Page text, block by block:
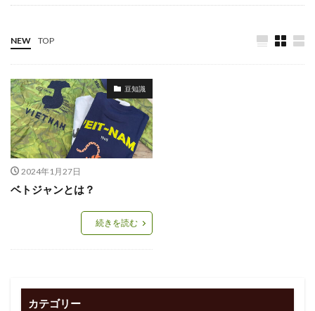
NEW TOP
豆知識
2024年1月27日
ベトジャンとは？
続きを読む
カテゴリー